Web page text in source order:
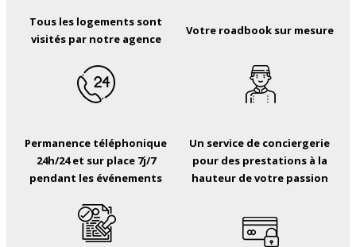
Tous les logements sont
visités par notre agence
Votre roadbook sur mesure
Permanence téléphonique
24h/24 et sur place 7j/7
pendant les événements
Un service de conciergerie
pour des prestations à la
hauteur de votre passion